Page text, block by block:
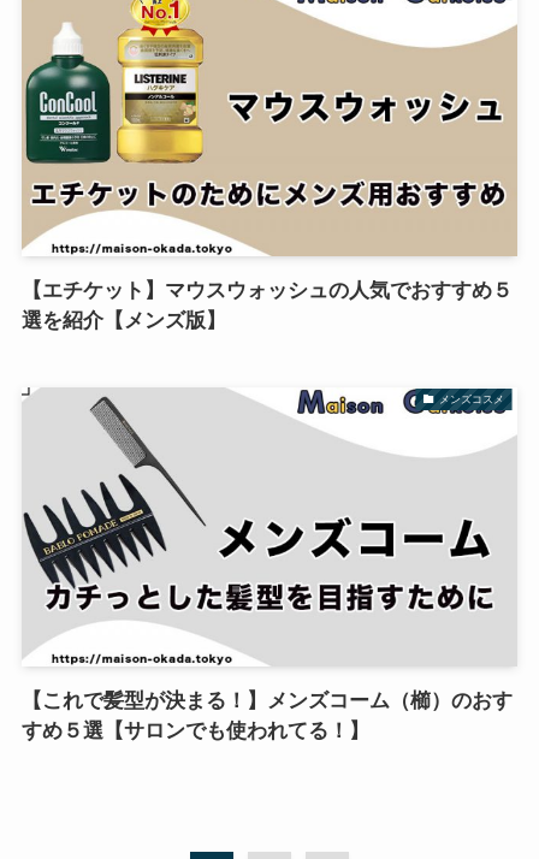
【エチケット】マウスウォッシュの人気でおすすめ５
選を紹介【メンズ版】
メンズコスメ
【これで髪型が決まる！】メンズコーム（櫛）のおす
すめ５選【サロンでも使われてる！】